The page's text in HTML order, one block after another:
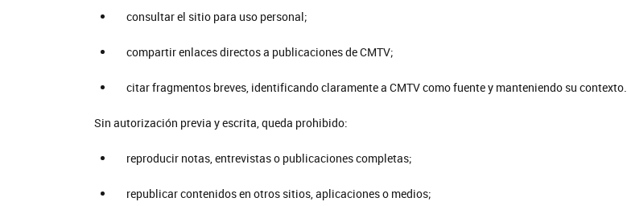
consultar el sitio para uso personal;
compartir enlaces directos a publicaciones de CMTV;
citar fragmentos breves, identificando claramente a CMTV como fuente y manteniendo su contexto.
Sin autorización previa y escrita, queda prohibido:
reproducir notas, entrevistas o publicaciones completas;
republicar contenidos en otros sitios, aplicaciones o medios;